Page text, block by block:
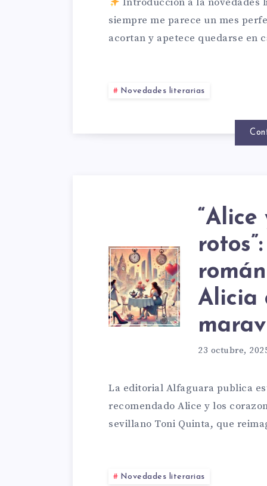
siempre me parece un mes
acortan y apetece quedarse en
Novedades literarias
Y
LOS
“Alice
Alicia
23 octubre,
La editorial Alfaguara publica
recomendado Alice y los
sevillano Toni Quinta, que
Novedades literarias